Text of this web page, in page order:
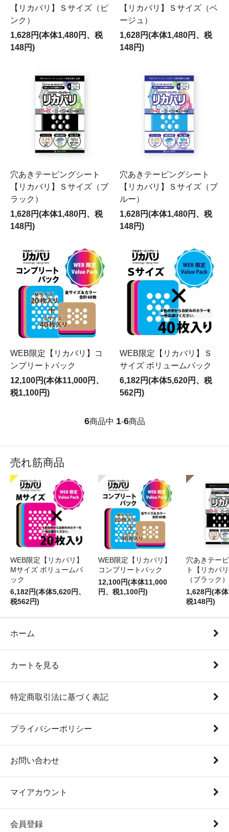
【リカバリ】Ｓサイズ（ピ
ンク）
1,628円(本体1,480円、税
148円)
【リカバリ】Ｓサイズ（ベ
ージュ）
1,628円(本体1,480円、税
148円)
穴あきテーピングシート
【リカバリ】Ｓサイズ（ブ
ラック）
1,628円(本体1,480円、税
148円)
穴あきテーピングシート
【リカバリ】Ｓサイズ（ブ
ルー）
1,628円(本体1,480円、税
148円)
WEB限定【リカバリ】コ
ンプリートパック
12,100円(本体11,000円、
税1,100円)
WEB限定【リカバリ】Ｓ
サイズ ボリュームパック
6,182円(本体5,620円、税
562円)
6商品中 1-6商品
売れ筋商品
WEB限定【リカバリ】
Мサイズ ボリュームパ
ック
6,182円(本体5,620円、
税562円)
WEB限定【リカバリ】
コンプリートパック
12,100円(本体11,000
円、税1,100円)
穴あきテー
ト【リカバ
（ブラック）
1,628円(本
税148円)
ホーム
カートを見る
特定商取引法に基づく表記
プライバシーポリシー
お問い合わせ
マイアカウント
会員登録